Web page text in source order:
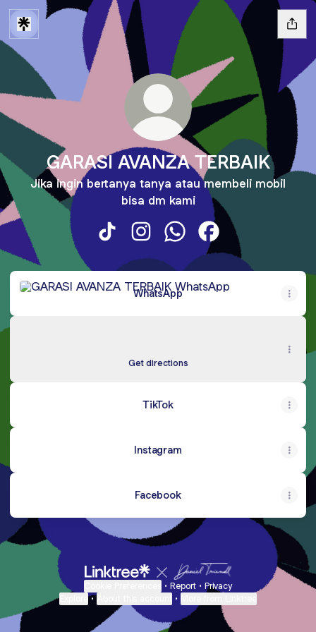
GARASI AVANZA TERBAIK
Jika ingin bertanya tanya atau membeli mobil
bisa dm kami
GARASI AVANZA TERBAIK TikTok
GARASI AVANZA TERBAIK
GARASI AVANZA
GARASI AVANZA
WhatsApp
WhatsApp
Google Maps
Get directions
TikTok
Instagram
Facebook
• Report • Privacy
• •